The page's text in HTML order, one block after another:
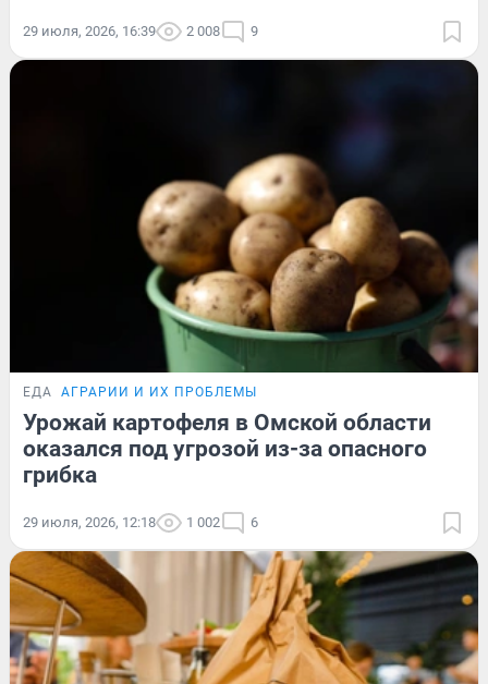
29 июля, 2026, 16:39 2 008 9
ЕДА АГРАРИИ И ИХ ПРОБЛЕМЫ
Урожай картофеля в Омской области
оказался под угрозой из-за опасного
грибка
29 июля, 2026, 12:18 1 002 6